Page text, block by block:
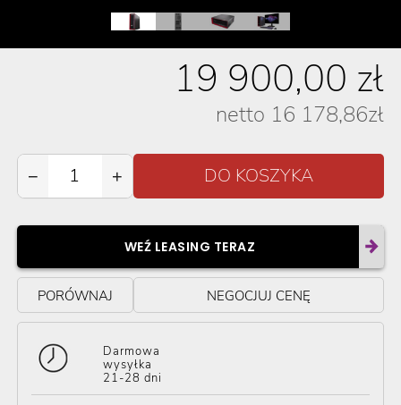
19 900,00 zł
netto 16 178,86zł
− +
WEŹ LEASING TERAZ
PORÓWNAJ NEGOCJUJ CENĘ
Darmowa
wysyłka
21-28 dni